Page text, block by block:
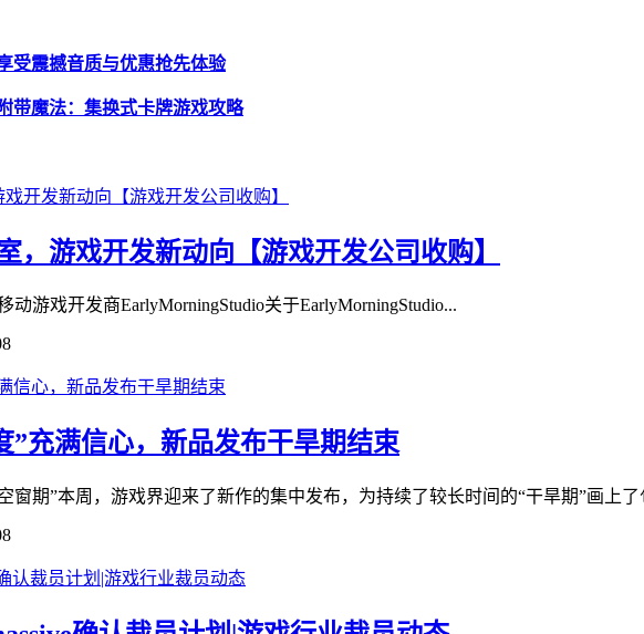
受震撼音质与优惠抢先体验
带魔法：集换式卡牌游戏攻略
，游戏开发新动向【游戏开发公司收购】
游戏开发商EarlyMorningStudio关于EarlyMorningStudio...
”充满信心，新品发布干旱期结束
窗期”本周，游戏界迎来了新作的集中发布，为持续了较长时间的“干旱期”画上